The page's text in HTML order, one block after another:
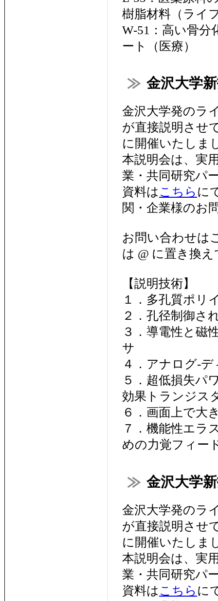
樹脂材料（ライ
W-51：高い骨分
ート（医療）
金沢大学
金沢大学発のラ
が直接説明させ
に開催いたしま
本説明会は、実
業・共同研究パ
資料は こちら に
関・企業様の
お問い合わせ
は @ に置き換
【説明技術】
１．多孔質ポリ
２．孔径制御さ
３．導電性と磁
サ
４．アナログ-
５．超低損失パ
効果トランジス
６．画面上で大
７．機能性エラ
めの力覚フィー
金沢大学
金沢大学発のラ
が直接説明させ
に開催いたしま
本説明会は、実
業・共同研究パ
資料は こちら に